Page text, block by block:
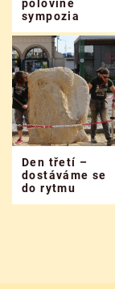
polovině
sympozia
Den třetí –
dostáváme se
do rytmu